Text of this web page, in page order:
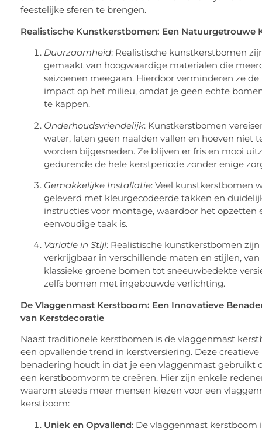
feestelijke sferen te brengen.
Realistische Kunstkerstbomen: Een Natuurgetrouwe
Duurzaamheid: Realistische kunstkerstbomen
gemaakt van hoogwaardige materialen die
seizoenen meegaan. Hierdoor verminderen ze de
impact op het milieu, omdat je geen echte
te kappen.
Onderhoudsvriendelijk: Kunstkerstbomen
water, laten geen naalden vallen en hoeven niet
worden bijgesneden. Ze blijven er fris en mooi
gedurende de hele kerstperiode zonder enige
Gemakkelijke Installatie: Veel kunstkerstbomen
geleverd met kleurgecodeerde takken en
instructies voor montage, waardoor het opzetten
eenvoudige taak is.
Variatie in Stijl: Realistische kunstkerstbomen zijn
verkrijgbaar in verschillende maten en stijlen, van
klassieke groene bomen tot sneeuwbedekte
zelfs bomen met ingebouwde verlichting.
De Vlaggenmast Kerstboom: Een Innovatieve
van Kerstdecoratie
Naast traditionele kerstbomen is de vlaggenmast
een opvallende trend in kerstversiering. Deze creatieve
benadering houdt in dat je een vlaggenmast gebruikt
een kerstboomvorm te creëren. Hier zijn enkele
waarom steeds meer mensen kiezen voor een
kerstboom:
Uniek en Opvallend: De vlaggenmast kerstboom